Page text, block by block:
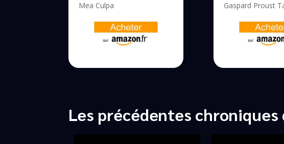
Mea Culpa Gaspard Proust
Les précédentes chroniques